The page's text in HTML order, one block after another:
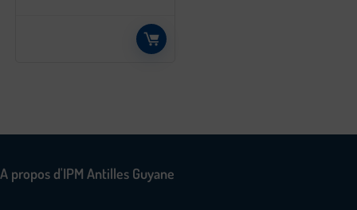
A propos d'IPM Antilles Guyane